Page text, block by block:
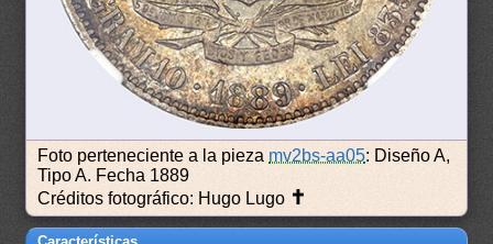
Foto perteneciente a la pieza mv2bs-aa05: Diseño A,
Tipo A. Fecha 1889
Créditos fotográfico: Hugo Lugo ✝